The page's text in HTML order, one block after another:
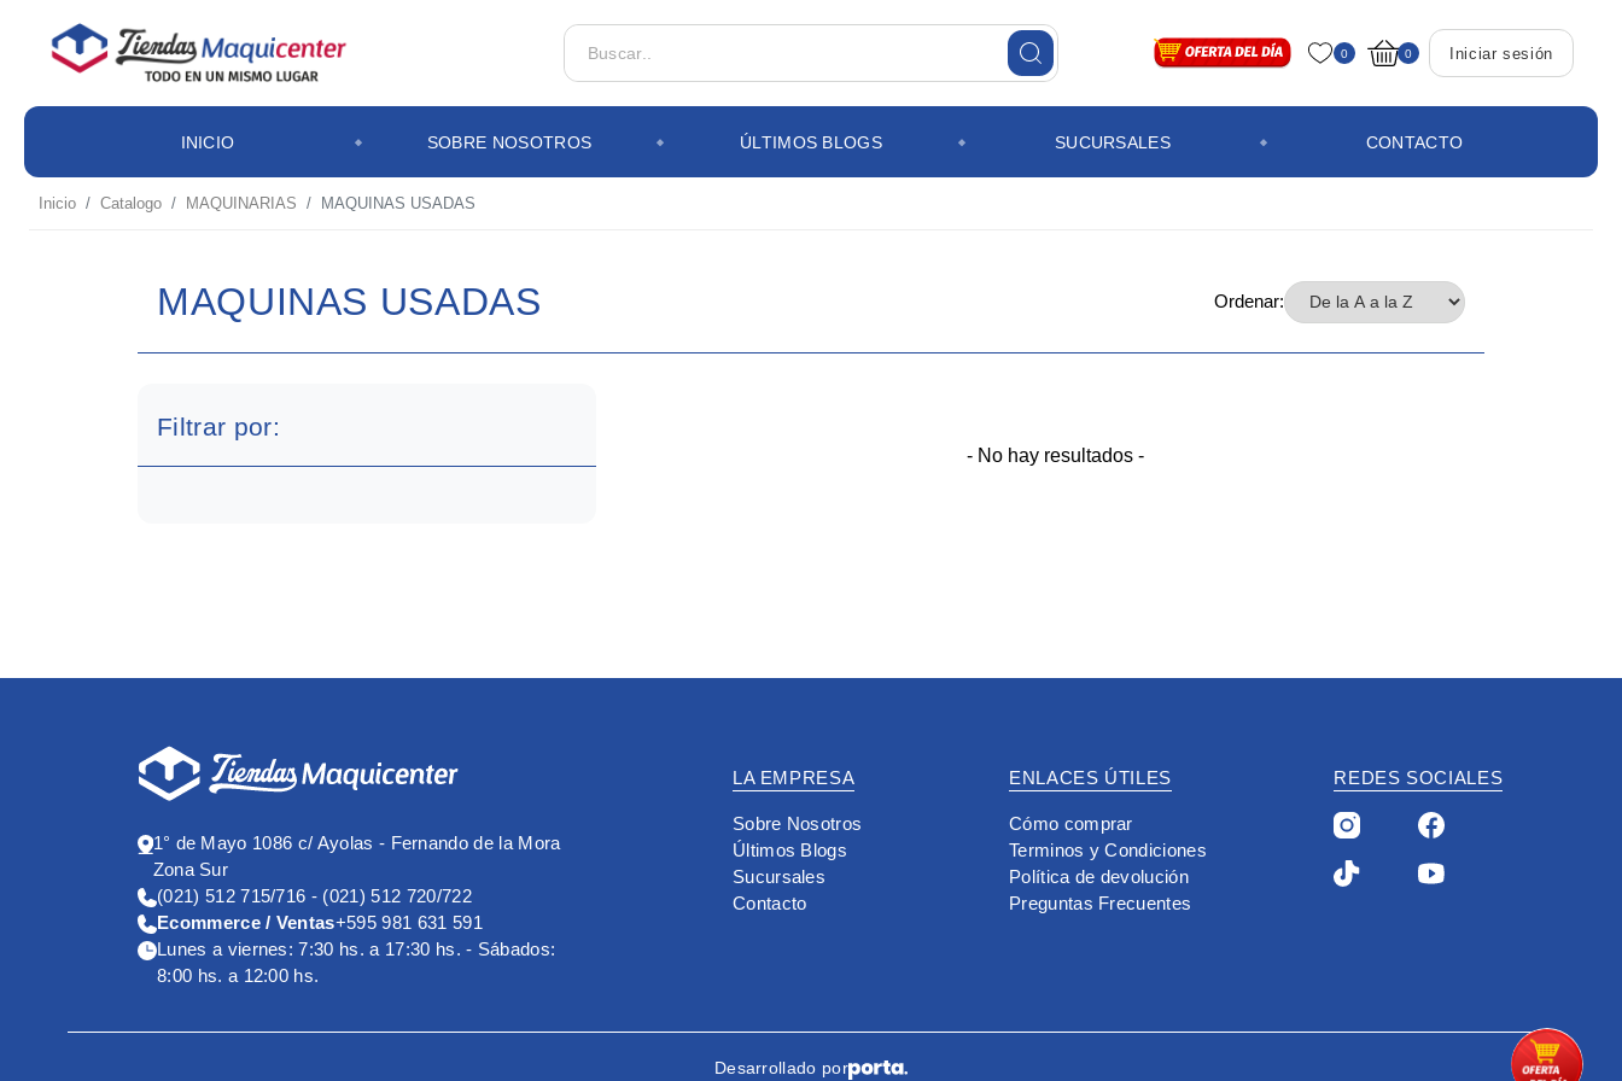
0 0 Iniciar sesión
INICIO SOBRE NOSOTROS ÚLTIMOS BLOGS SUCURSALES CONTACTO
Inicio Catalogo MAQUINARIAS MAQUINAS USADAS
MAQUINAS USADAS Ordenar:
Filtrar por:
- No hay resultados -
1° de Mayo 1086 c/ Ayolas - Fernando de la Mora
Zona Sur
(021) 512 715/716 - (021) 512 720/722
Ecommerce / Ventas+595 981 631 591
Lunes a viernes: 7:30 hs. a 17:30 hs. - Sábados:
8:00 hs. a 12:00 hs.
LA EMPRESA
Sobre Nosotros
Últimos Blogs
Sucursales
Contacto
ENLACES ÚTILES
Cómo comprar
Terminos y Condiciones
Política de devolución
Preguntas Frecuentes
REDES SOCIALES
Desarrollado por